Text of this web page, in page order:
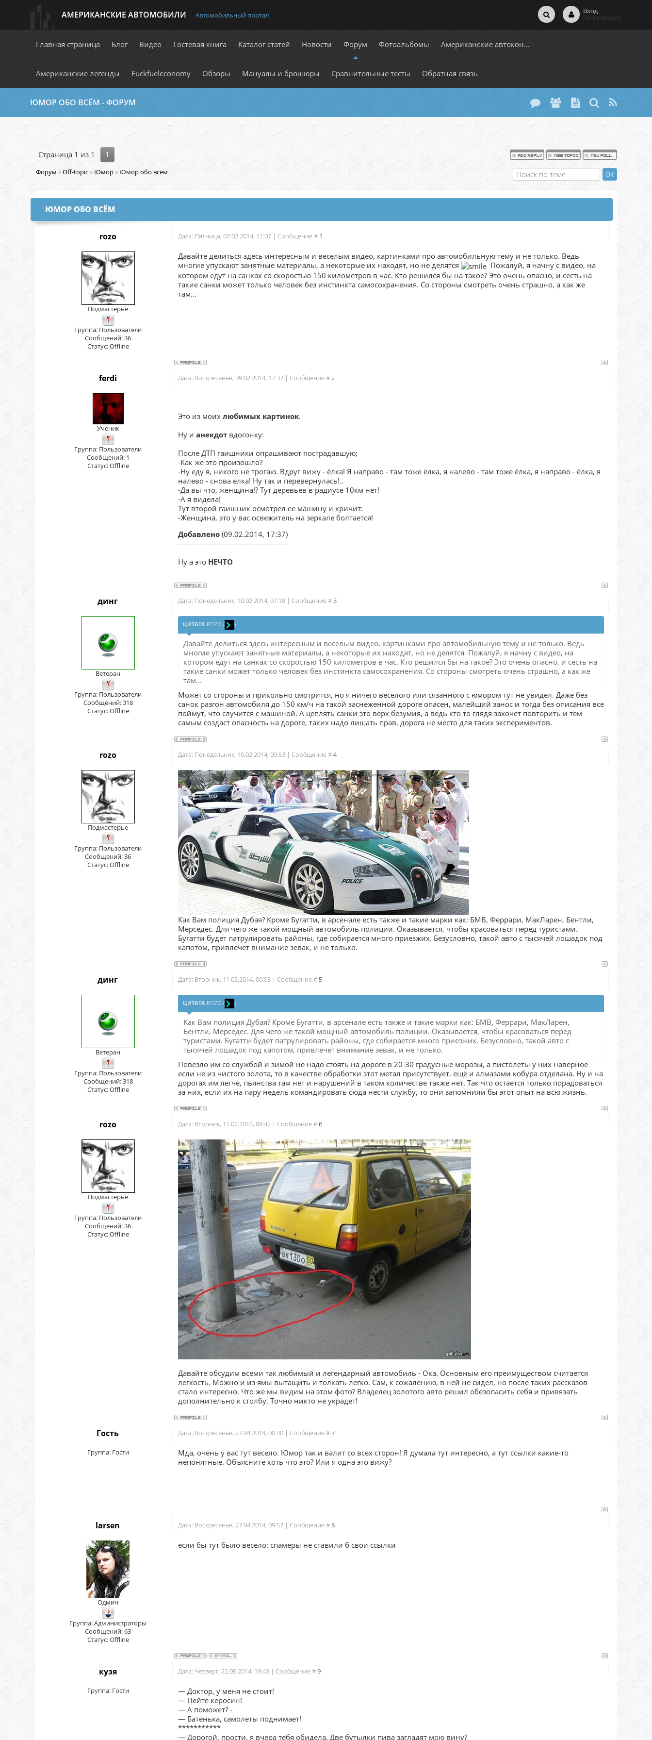
АМЕРИКАНСКИЕ АВТОМОБИЛИ Автомобильный портал Вход
Регистрация
Главная страница Блог Видео Гостевая книга Каталог статей Новости Форум Фотоальбомы Американские автокон...
Американские легенды Fuckfueleconomy Обзоры Мануалы и брошюры Сравнительные тесты Обратная связь
ЮМОР ОБО ВСЁМ - ФОРУМ
Страница 1 из 1 1
Форум »Off-topic » Юмор » Юмор обо всём
ЮМОР ОБО ВСЁМ
rozo Дата: Пятница, 07.02.2014, 11:07 | Сообщение # 1
Подмастерье
Группа: Пользователи
Сообщений:36
Статус:Offline
Давайте делиться здесь интересным и веселым видео, картинками про автомобильную тему и не только. Ведь
многие упускают занятные материалы, а некоторые их находят, но не делятся
Пожалуй, я начну с видео, на
котором едут на санках со скоростью 150 километров в час. Кто решился бы на такое? Это очень опасно, и сесть на
такие санки может только человек без инстинкта самосохранения. Со стороны смотреть очень страшно, а как же
там...
ferdi Дата: Воскресенье, 09.02.2014, 17:37 | Сообщение #2
Ученик
Группа: Пользователи
Сообщений: 1
Статус:Offline
Это из моих любимых картинок.
Ну и анекдот вдогонку:
После ДТП гаишники опрашивают пострадавшую;
-Как же это произошло?
-Ну еду я, никого не трогаю. Вдруг вижу - ёлка! Я направо - там тоже ёлка, я налево - там тоже ёлка, я направо - ёлка, я
налево - снова ёлка! Ну так и перевернулась!..
-Да вы что, женщина!? Тут деревьев в радиусе 10км нет!
-А я видела!
Тут второй гаишник осмотрел ее машину и кричит:
-Женщина, это у вас освежитель на зеркале болтается!
Добавлено (09.02.2014, 17:37)
---------------------------------------------
Ну а это НЕЧТО
динг Дата: Понедельник, 10.02.2014, 07:18 | Сообщение #3
Ветеран
Группа: Пользователи
Сообщений:318
Статус:Offline
ЦИТАТА ROZO ( )
Давайте делиться здесь интересным и веселым видео, картинками про автомобильную тему и не только. Ведь
многие упускают занятные материалы, а некоторые их находят, но не делятся Пожалуй, я начну с видео, на
котором едут на санках со скоростью 150 километров в час. Кто решился бы на такое? Это очень опасно, и сесть на
такие санки может только человек без инстинкта самосохранения. Со стороны смотреть очень страшно, а как же
там...
Может со стороны и прикольно смотрится, но я ничего весёлого или сязанного с юмором тут не увидел. Даже без
санок разгон автомобиля до 150 км/ч на такой заснеженной дороге опасен, малейший занос и тогда без описания все
поймут, что случится с машиной. А цеплять санки это верх безумия, а ведь кто то глядя захочет повторить и тем
самым создаст опасность на дороге, таких надо лишать прав, дорога не место для таких экспериментов.
rozo Дата: Понедельник, 10.02.2014, 09:53 | Сообщение #4
Подмастерье
Группа: Пользователи
Сообщений:36
Статус:Offline
Как Вам полиция Дубая? Кроме Бугатти, в арсенале есть также и такие марки как: БМВ, Феррари, МакЛарен, Бентли,
Мерседес. Для чего же такой мощный автомобиль полиции. Оказывается, чтобы красоваться перед туристами.
Бугатти будет патрулировать районы, где собирается много приезжих. Безусловно, такой авто с тысячей лошадок под
капотом, привлечет внимание зевак, и не только.
динг Дата: Вторник, 11.02.2014, 00:05 | Сообщение # 5
Ветеран
Группа: Пользователи
Сообщений:318
Статус:Offline
ЦИТАТА ROZO ( )
Как Вам полиция Дубая? Кроме Бугатти, в арсенале есть также и такие марки как: БМВ, Феррари, МакЛарен,
Бентли, Мерседес. Для чего же такой мощный автомобиль полиции. Оказывается, чтобы красоваться перед
туристами. Бугатти будет патрулировать районы, где собирается много приезжих. Безусловно, такой авто с
тысячей лошадок под капотом, привлечет внимание зевак, и не только.
Повезло им со службой и зимой не надо стоять на дороге в 20-30 градусные морозы, а пистолеты у них наверное
если не из чистого золота, то в качестве обработки этот метал присутствует, ещё и алмазами кобура отделана. Ну и на
дорогах им легче, пьянства там нет и нарушений в таком количестве также нет. Так что остаётся только порадоваться
за них, если их на пару недель командировать сюда нести службу, то они запомнили бы этот опыт на всю жизнь.
rozo Дата: Вторник, 11.02.2014, 09:42 | Сообщение #6
Подмастерье
Группа: Пользователи
Сообщений:36
Статус:Offline
Давайте обсудим всеми так любимый и легендарный автомобиль - Ока. Основным его преимуществом считается
легкость. Можно и из ямы вытащить и толкать легко. Сам, к сожалению, в ней не сидел, но после таких рассказов
стало интересно. Что же мы видим на этом фото? Владелец золотого авто решил обезопасить себя и привязать
дополнительно к столбу. Точно никто не украдет!
Гость Дата: Воскресенье, 27.04.2014, 00:40 | Сообщение #7
Группа: Гости
Мда, очень у вас тут весело. Юмор так и валит со всех сторон! Я думала тут интересно, а тут ссылки какие-то
непонятные. Объясните хоть что это? Или я одна это вижу?
larsen Дата: Воскресенье, 27.04.2014, 09:57 | Сообщение #8
Одмин
Группа: Администраторы
Сообщений:63
Статус:Offline
если бы тут было весело: спамеры не ставили б свои ссылки
кузя Дата: Четверг, 22.05.2014, 19:43 | Сообщение #9
Группа: Гости
— Доктор, у меня не стоит!
— Пейте керосин!
— А поможет? -
— Батенька, самолеты поднимает!
***********
— Дорогой, прости, я вчера тебя обидела. Две бутылки пива загладят мою вину?